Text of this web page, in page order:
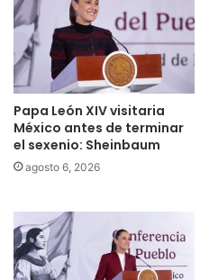
Papa León XIV visitaria
México antes de terminar
el sexenio: Sheinbaum
agosto 6, 2026